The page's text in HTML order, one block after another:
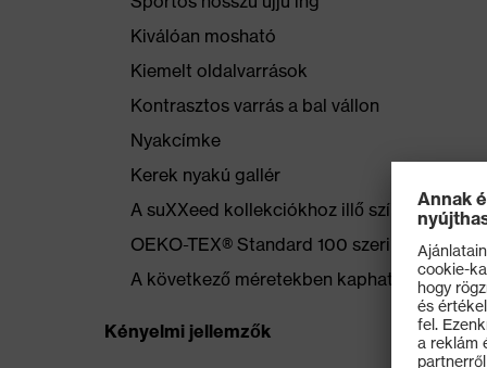
Kiválóan mosható
Kiemelt oldalvarrások
Kontrasztos varrás a bal vállon
Nyakcímke
Kerek nyakú gallér
A suXXeed kollekciókhoz illő színek
OEKO-TEX® Standard 100 szerint
A következő méretekben kapható: S–6XL
Kényelmi jellemzők